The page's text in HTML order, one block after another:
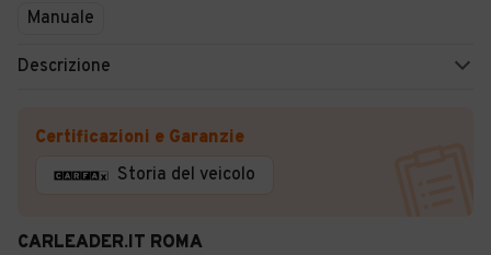
Manuale
Descrizione
Certificazioni e Garanzie
Storia del veicolo
CARLEADER.IT ROMA